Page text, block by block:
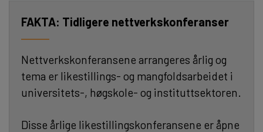
Tidligere nettverkskonferanser
Nettverkskonferansene arrangeres årlig og
tema er likestillings- og mangfoldsarbeidet i
universitets-, høgskole- og instituttsektoren.
Disse årlige likestillingskonferansene er åpne